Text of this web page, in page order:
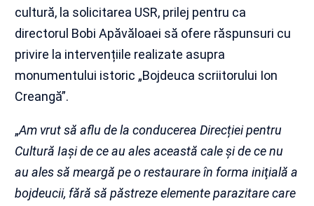
cultură, la solicitarea USR, prilej pentru ca
directorul Bobi Apăvăloaei să ofere răspunsuri cu
privire la intervențiile realizate asupra
monumentului istoric „Bojdeuca scriitorului Ion
Creangă”.
„Am vrut să aflu de la conducerea Direcției pentru
Cultură Iași de ce au ales această cale şi de ce nu
au ales să meargă pe o restaurare în forma iniţială a
bojdeucii, fără să păstreze elemente parazitare care